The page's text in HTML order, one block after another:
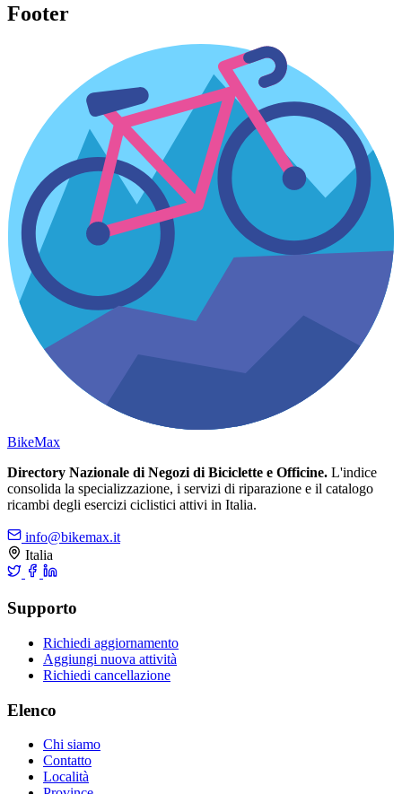
Footer
BikeMax
Directory Nazionale di Negozi di Biciclette e Officine. L'indice
consolida la specializzazione, i servizi di riparazione e il catalogo
ricambi degli esercizi ciclistici attivi in Italia.
info@bikemax.it
Italia
Supporto
Richiedi aggiornamento
Aggiungi nuova attività
Richiedi cancellazione
Elenco
Chi siamo
Contatto
Località